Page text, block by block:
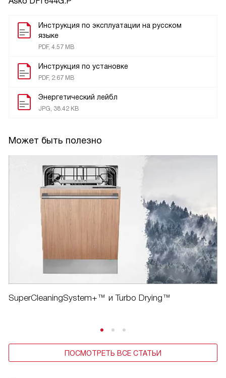
Инструкция по эксплуатации на русском
языке
PDF, 4.57 MB
Инструкция по установке
PDF, 2.67 MB
Энергетический лейбл
JPG, 38.42 KB
Может быть полезно
SuperCleaningSystem+™ и Turbo Drying™
ПОСМОТРЕТЬ ВСЕ СТАТЬИ